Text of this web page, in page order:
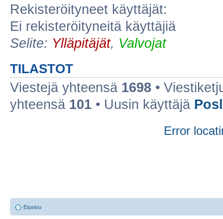
Rekisteröityneet käyttäjät:
Ei rekisteröityneitä käyttäjiä
Selite: Ylläpitäjät, Valvojat
TILASTOT
Viestejä yhteensä 1698 •
yhteensä 101 • Uusin käyttäjä
Error
Etusivu